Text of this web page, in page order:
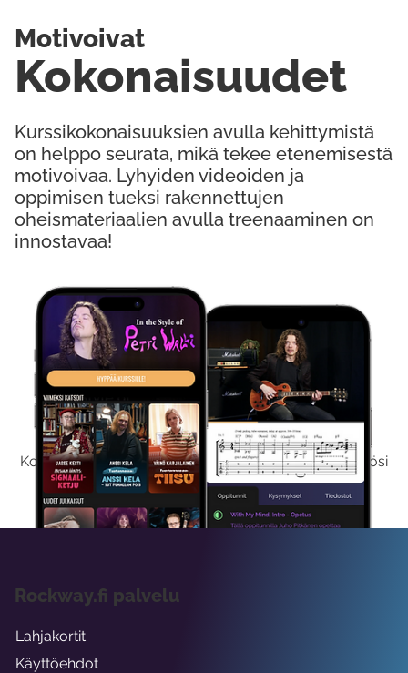
Kokeile Ilmaiseksi
Kokeilemalla ilmaiseksi saat koko sisältömme käyttöösi
viikon ajaksi.
Kurssikokonaisuuksien avulla kehittymistä
on helppo seurata, mikä tekee etenemisestä
motivoivaa. Lyhyiden videoiden ja
oppimisen tueksi rakennettujen
oheismateriaalien avulla treenaaminen on
innostavaa!
Kokonaisuudet
Motivoivat
Rockway.fi palvelu
Lahjakortit
Käyttöehdot